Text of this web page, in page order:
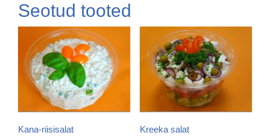
Seotud tooted
Kana-riisisalat Kreeka salat